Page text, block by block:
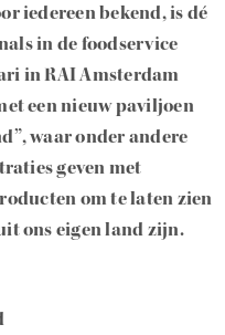
iedereen bekend, is dé
in de foodservice
in RAI Amsterdam
een nieuw paviljoen
waar onder andere
geven met
om te laten zien
ons eigen land zijn.